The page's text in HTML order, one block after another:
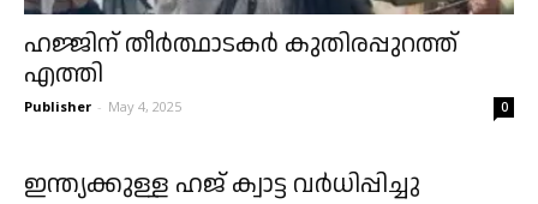
ഹജ്ജിന് തീർത്ഥാടകർ കുതിരപ്പുറത്ത്
എത്തി
Publisher - May 4, 2025 0
ഇന്ത്യക്കുള്ള ഹജ് ക്വാട്ട വർധിപ്പിച്ചു